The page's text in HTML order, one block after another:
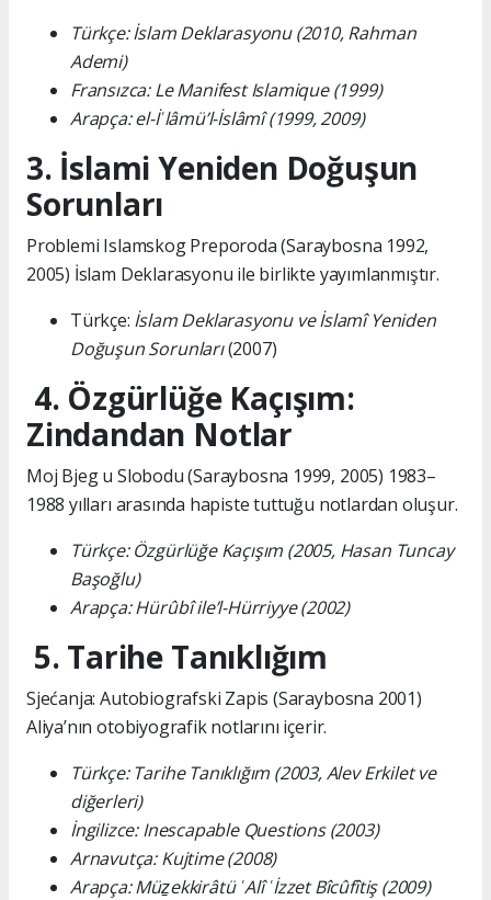
Türkçe: İslam Deklarasyonu (2010, Rahman
Ademi)
Fransızca: Le Manifest Islamique (1999)
Arapça: el-İʿlâmü’l-İslâmî (1999, 2009)
3. İslami Yeniden Doğuşun
Sorunları
Problemi Islamskog Preporoda (Saraybosna 1992,
2005) İslam Deklarasyonu ile birlikte yayımlanmıştır.
Türkçe: İslam Deklarasyonu ve İslamî Yeniden
Doğuşun Sorunları(2007)
4. Özgürlüğe Kaçışım:
Zindandan Notlar
Moj Bjeg u Slobodu (Saraybosna 1999, 2005) 1983–
1988 yılları arasında hapiste tuttuğu notlardan oluşur.
Türkçe: Özgürlüğe Kaçışım (2005, Hasan Tuncay
Başoğlu)
Arapça: Hürûbî ile’l-Hürriyye (2002)
5. Tarihe Tanıklığım
Sjećanja: Autobiografski Zapis (Saraybosna 2001)
Aliya’nın otobiyografik notlarını içerir.
Türkçe: Tarihe Tanıklığım (2003, Alev Erkilet ve
diğerleri)
İngilizce: Inescapable Questions (2003)
Arnavutça: Kujtime (2008)
Arapça: Müẕekkirâtü ʿAlî ʿİzzet Bîcûfîtiş (2009)